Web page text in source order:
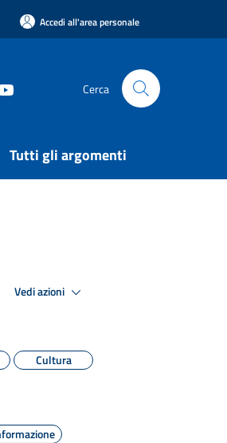
Accedi all'area personale
Cerca
Tutti gli argomenti
Vedi azioni
Cultura